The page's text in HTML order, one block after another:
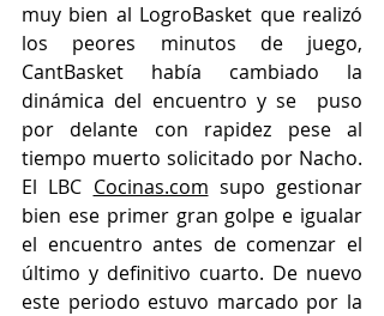
muy bien al LogroBasket que realizó
los peores minutos de juego,
CantBasket había cambiado la
dinámica del encuentro y se  puso
por delante con rapidez pese al
tiempo muerto solicitado por Nacho.
El LBC Cocinas.com supo gestionar
bien ese primer gran golpe e igualar
el encuentro antes de comenzar el
último y definitivo cuarto. De nuevo
este periodo estuvo marcado por la